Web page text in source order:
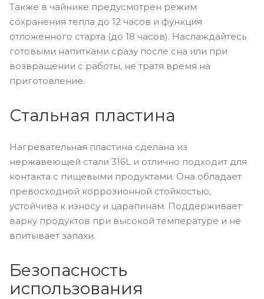
Также в чайнике предусмотрен режим
сохранения тепла до 12 часов и функция
отложенного старта (до 18 часов). Наслаждайтесь
готовыми напитками сразу после сна или при
возвращении с работы, не тратя время на
приготовление.
Стальная пластина
Нагревательная пластина сделана из
нержавеющей стали 316L и отлично подходит для
контакта с пищевыми продуктами. Она обладает
превосходной коррозионной стойкостью,
устойчива к износу и царапинам. Поддерживает
варку продуктов при высокой температуре и не
впитывает запахи.
Безопасность
использования